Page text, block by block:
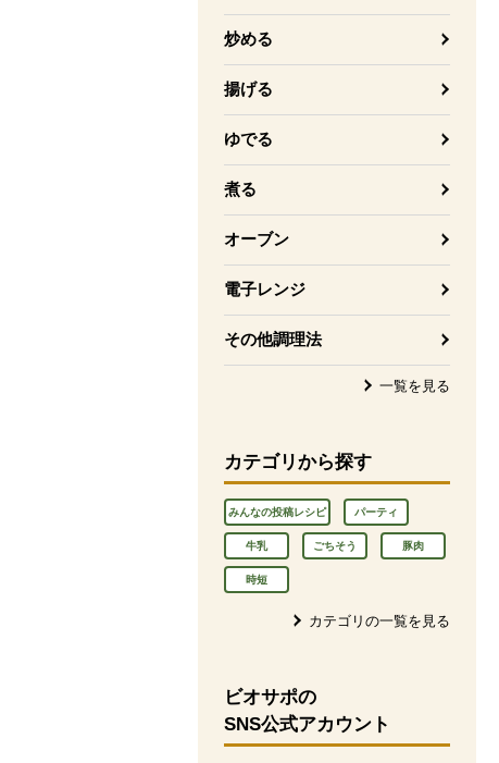
炒める
揚げる
ゆでる
煮る
オーブン
電子レンジ
その他調理法
一覧を見る
カテゴリから探す
みんなの投稿レシピ パーティ
牛乳 ごちそう 豚肉
時短
カテゴリの一覧を見る
ビオサポの
SNS公式アカウント